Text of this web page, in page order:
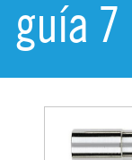
guía 7